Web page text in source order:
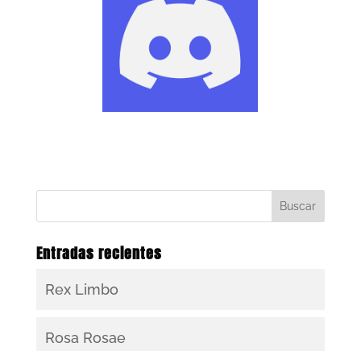
Entradas recientes
Rex Limbo
Rosa Rosae